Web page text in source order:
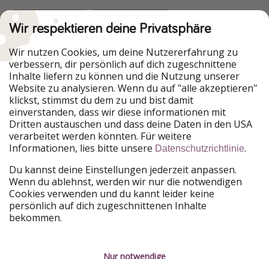
Urlaubspiraten ist Teil der HolidayPirates Group
Unsere Märkte
PiratinViaggio
HolidayPirates
VakantiePiraten
WakacyjniPiraci
VoyagesPirates
Ferienpiraten
Urlaubspiraten
ViajerosPiratas
TravelPirates
HolidayPirates Group
Lerne uns kennen
Über uns
Rechtliches
Wir respektieren deine Privatsphäre
Wir nutzen Cookies, um deine Nutzererfahrung zu
verbessern, dir persönlich auf dich zugeschnittene
Inhalte liefern zu können und die Nutzung unserer
Website zu analysieren. Wenn du auf "alle akzeptieren"
klickst, stimmst du dem zu und bist damit
einverstanden, dass wir diese informationen mit
Dritten austauschen und dass deine Daten in den USA
verarbeitet werden könnten. Für weitere
Informationen, lies bitte unsere Datenschutzrichtlinie.
Du kannst deine Einstellungen jederzeit anpassen.
Wenn du ablehnst, werden wir nur die notwendigen
Cookies verwenden und du kannt leider keine
persönlich auf dich zugeschnittenen Inhalte
bekommen.
Nur notwendige